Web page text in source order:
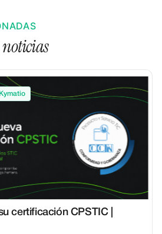
noticias
certificación CPSTIC |